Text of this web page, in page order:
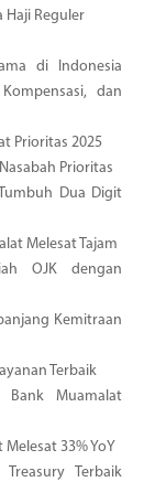
Haji Reguler
di Indonesia
dan
Prioritas 2025
Prioritas
Dua Digit
Melesat Tajam
OJK dengan
Kemitraan
Terbaik
Bank Muamalat
33% YoY
Terbaik